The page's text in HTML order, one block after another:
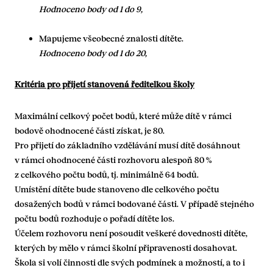
Hodnoceno body od 1 do 9,
Mapujeme všeobecné znalosti dítěte.
Hodnoceno body od 1 do 20,
Kritéria pro přijetí stanovená ředitelkou školy
Maximální celkový počet bodů, které může dítě v rámci
bodově ohodnocené části získat, je 80.
Pro přijetí do základního vzdělávání musí dítě dosáhnout
v rámci ohodnocené části rozhovoru alespoň 80 %
z celkového počtu bodů, tj. minimálně 64 bodů.
Umístění dítěte bude stanoveno dle celkového počtu
dosažených bodů v rámci bodované části. V případě stejného
počtu bodů rozhoduje o pořadí dítěte los.
Účelem rozhovoru není posoudit veškeré dovednosti dítěte,
kterých by mělo v rámci školní připravenosti dosahovat.
Škola si volí činnosti dle svých podmínek a možností, a to i